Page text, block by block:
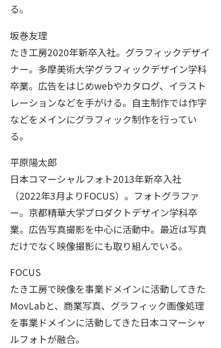
る。
坂巻友理
たき工房2020年新卒入社。グラフィックデザイ
ナー。多摩美術大学グラフィックデザイン学科
卒業。広告をはじめwebやカタログ、イラスト
レーションなどを手がける。自主制作では作字
などをメインにグラフィック制作を行ってい
る。
平原陽太郎
日本コマーシャルフォト2013年新卒入社
（2022年3月よりFOCUS）。フォトグラファ
ー。京都精華大学プロダクトデザイン学科卒
業。広告写真撮影を中心に活動中。最近は写真
だけでなく映像撮影にも取り組んでいる。
FOCUS
たき工房で映像を事業ドメインに活動してきた
MovLabと、商業写真、グラフィック画像処理
を事業ドメインに活動してきた日本コマーシャ
ルフォトが融合。